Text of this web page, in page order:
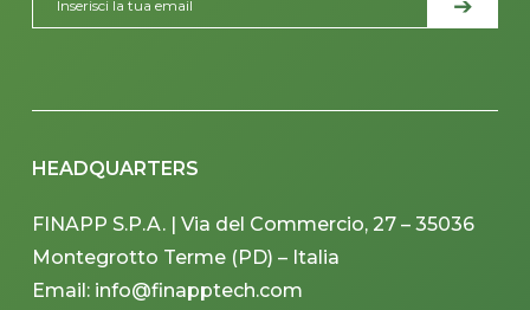
HEADQUARTERS
FINAPP S.P.A. | Via del Commercio, 27 – 35036
Montegrotto Terme (PD) – Italia
Email: info@finapptech.com